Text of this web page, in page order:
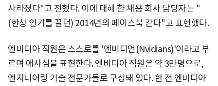
사라졌다"고 전했다. 이에 대해 한 채용 회사 담당자는 "
(한창 인기를 끌던) 2014년의 페이스북 같다"고 표현했다.
엔비디아 직원은 스스로를 '엔비디언(Nvidians)'이라고 부
르며 애사심을 표현한다. 엔비디아 직원은 약 3만명으로,
엔지니어링 기술 전문가들로 구성돼 있다. 한 전 엔비디아